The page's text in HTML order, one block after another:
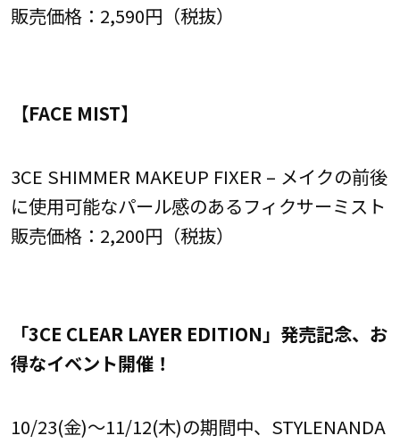
販売価格：2,590円（税抜）
【FACE MIST】
3CE SHIMMER MAKEUP FIXER – メイクの前後
に使用可能なパール感のあるフィクサーミスト
販売価格：2,200円（税抜）
「3CE CLEAR LAYER EDITION」発売記念、お
得なイベント開催！
10/23(金)～11/12(木)の期間中、STYLENANDA